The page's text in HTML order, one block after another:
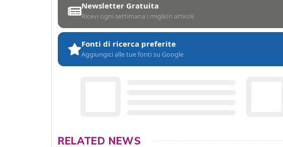
Newsletter Gratuita
Ricevi ogni settimana i migliori articoli
Fonti di ricerca preferite
Aggiungici alle tue fonti su Google
RELATED NEWS